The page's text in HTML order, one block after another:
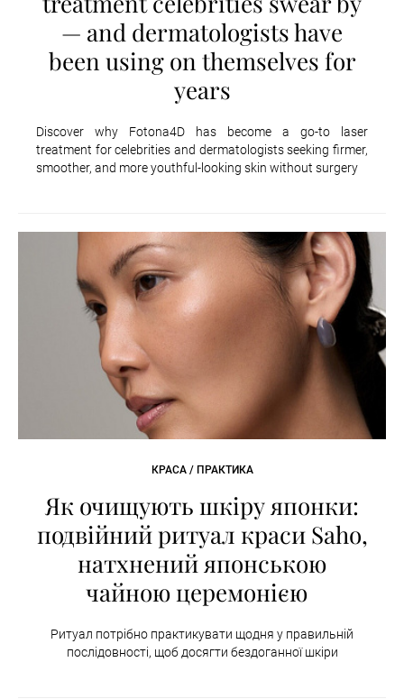
— and dermatologists have
been using on themselves for
years
Discover why Fotona4D has become a go-to laser
treatment for celebrities and dermatologists seeking firmer,
smoother, and more youthful-looking skin without surgery
КРАСА / ПРАКТИКА
Як очищують шкіру японки:
подвійний ритуал краси Saho,
натхнений японською
чайною церемонією
Ритуал потрібно практикувати щодня у правильній
послідовності, щоб досягти бездоганної шкіри